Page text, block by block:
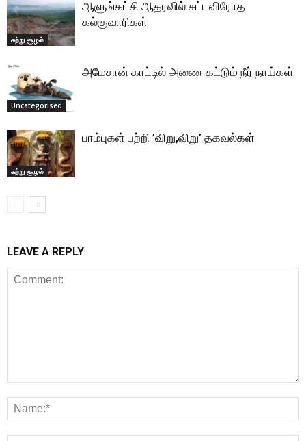
சுற்று சூழல்
ஆளுங்கட்சி ஆதரவில் சட்டவிரோத
கல்குவாரிகள்
Uncategorised
அமேசான் காட்டில் அணை கட்டும் நீர் நாய்கள்
சுற்று சூழல்
பாம்புகள் பற்றி ’விறு,விறு’ தகவல்கள்
LEAVE A REPLY